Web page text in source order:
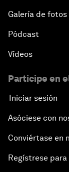
Galería de fotos
Pódcast
Vídeos
Participe en
Iniciar sesión
Asóciese con
Conviértase en
Regístrese